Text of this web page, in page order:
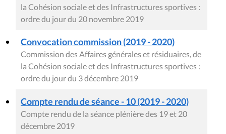
la Cohésion sociale et des Infrastructures sportives :
ordre du jour du 20 novembre 2019
Convocation commission (2019 - 2020)
Commission des Affaires générales et résiduaires, de
la Cohésion sociale et des Infrastructures sportives :
ordre du jour du 3 décembre 2019
Compte rendu de séance - 10 (2019 - 2020)
Compte rendu de la séance plénière des 19 et 20
décembre 2019